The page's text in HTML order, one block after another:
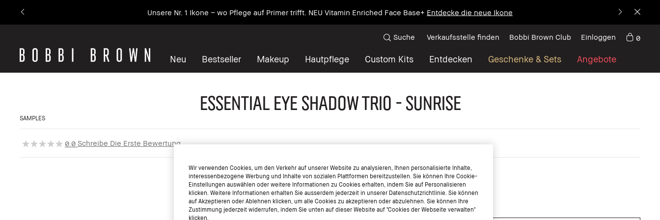
Unsere Nr. 1 Ikone – wo Pflege auf Primer trifft. NEU Vitamin Enriched Face Base+ Entdecke die neue Ikone
Neu Bestseller Makeup Hautpflege Custom Kits Entdecken Geschenke & Sets Angebote
Suche Verkaufsstelle finden Bobbi Brown Club Einloggen 0
Essential Eye Shadow Trio - Sunrise
SAMPLES
0.0 Schreibe Die Erste Bewertung
Wir verwenden Cookies, um den Verkehr auf unserer Website zu analysieren, Ihnen personalisierte Inhalte,
interessenbezogene Werbung und Inhalte von sozialen Plattformen bereitzustellen. Sie können Ihre Cookie-
Einstellungen auswählen oder weitere Informationen zu Cookies erhalten, indem Sie auf Personalisieren
klicken. Weitere Informationen erhalten Sie ausserdem jederzeit in unserer Datenschutzrichtlinie. Sie können
auf Akzeptieren oder Ablehnen klicken, um alle Cookies zu akzeptieren oder abzulehnen. Sie können Ihre
Zustimmung jederzeit widerrufen, indem Sie unten auf dieser Website auf "Cookies der Webseite verwalten"
klicken.